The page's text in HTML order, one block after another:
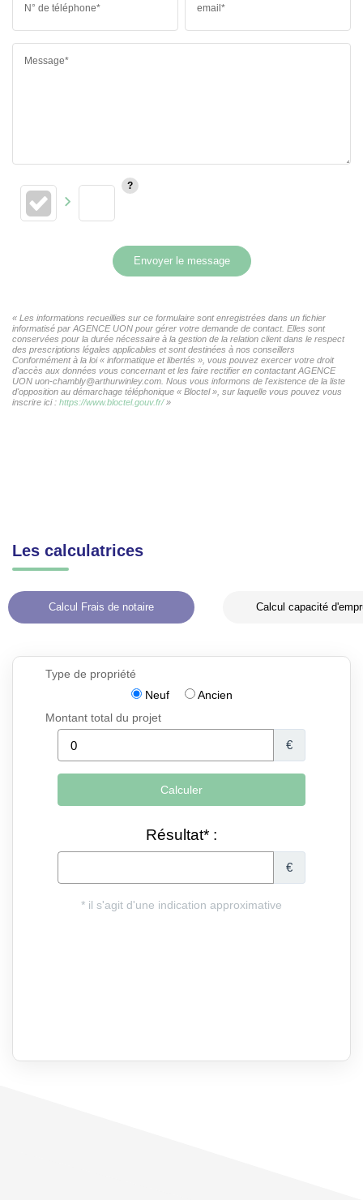
N° de téléphone* email*
Message*
Envoyer le message
« Les informations recueillies sur ce formulaire sont enregistrées dans un fichier
informatisé par AGENCE UON pour gérer votre demande de contact. Elles sont
conservées pour la durée nécessaire à la gestion de la relation client dans le respect
des prescriptions légales applicables et sont destinées à nos conseillers
Conformément à la loi « informatique et libertés », vous pouvez exercer votre droit
d'accès aux données vous concernant et les faire rectifier en contactant AGENCE
UON uon-chambly@arthurwinley.com. Nous vous informons de l'existence de la liste
d'opposition au démarchage téléphonique « Bloctel », sur laquelle vous pouvez vous
inscrire ici : https://www.bloctel.gouv.fr/»
Les calculatrices
Calcul Frais de notaire Calcul capacité